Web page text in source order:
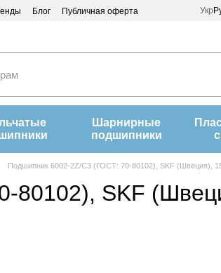
Блог Публичная оферта Укр
Шарнирные
подшипники
Подшипник 6002-2Z/C3 (ГОСТ: 70-80102), SKF (Швеция),
80102), SKF